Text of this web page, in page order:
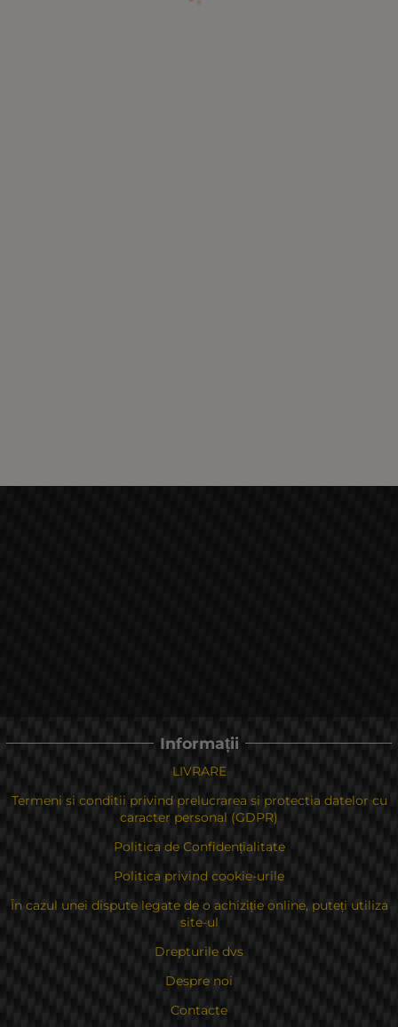
Informații
LIVRARE
Termeni si conditii privind prelucrarea si protectia datelor cu
caracter personal (GDPR)
Politica de Confidențialitate
Politica privind cookie-urile
În cazul unei dispute legate de o achiziție online, puteți utiliza
site-ul
Drepturile dvs
Despre noi
Contacte